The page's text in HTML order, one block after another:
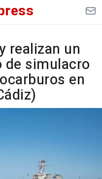
realizan un
simulacro
en